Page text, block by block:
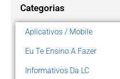
Categorias
Aplicativos / Mobile
Eu Te Ensino A Fazer
Informativos Da LC